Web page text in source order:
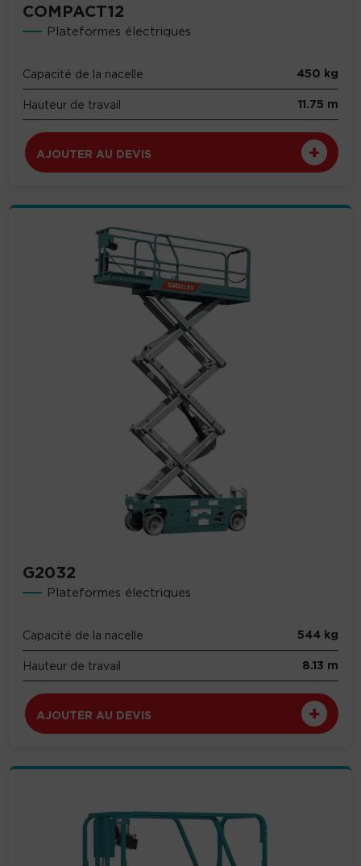
COMPACT12
Plateformes électriques
Capacité de la nacelle 450 kg
Hauteur de travail 11.75 m
AJOUTER AU DEVIS
G2032
Plateformes électriques
Capacité de la nacelle 544 kg
Hauteur de travail 8.13 m
AJOUTER AU DEVIS